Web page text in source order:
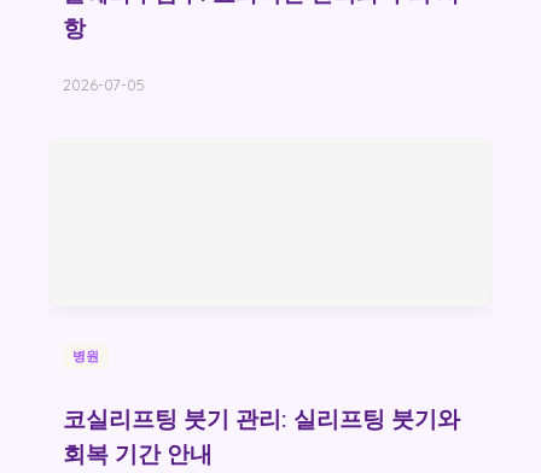
항
2026-07-05
병원
코실리프팅 붓기 관리: 실리프팅 붓기와
회복 기간 안내